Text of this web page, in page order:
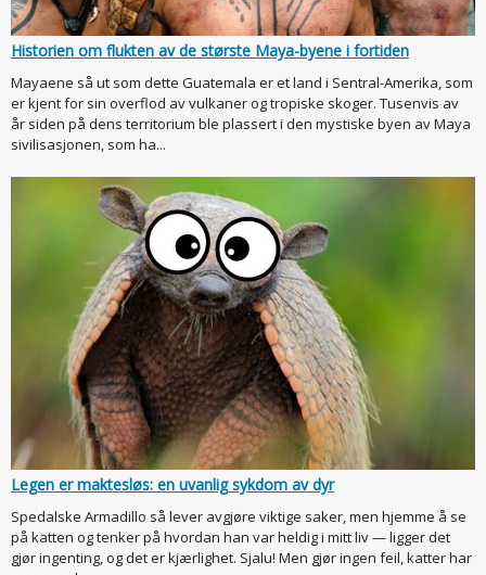
Historien om flukten av de største Maya-byene i fortiden
Mayaene så ut som dette Guatemala er et land i Sentral-Amerika, som
er kjent for sin overflod av vulkaner og tropiske skoger. Tusenvis av
år siden på dens territorium ble plassert i den mystiske byen av Maya
sivilisasjonen, som ha...
Legen er maktesløs: en uvanlig sykdom av dyr
Spedalske Armadillo så lever avgjøre viktige saker, men hjemme å se
på katten og tenker på hvordan han var heldig i mitt liv — ligger det
gjør ingenting, og det er kjærlighet. Sjalu! Men gjør ingen feil, katter har